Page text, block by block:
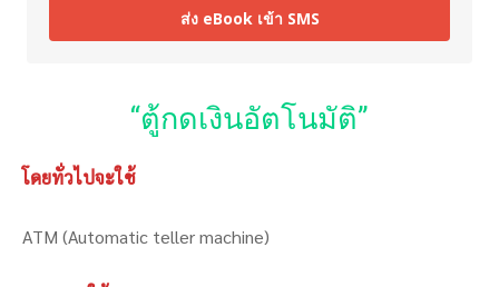
ส่ง eBook เข้า SMS
“ตู้กดเงินอัตโนมัติ”
โดยทั่วไปจะใช้
ATM (Automatic teller machine)